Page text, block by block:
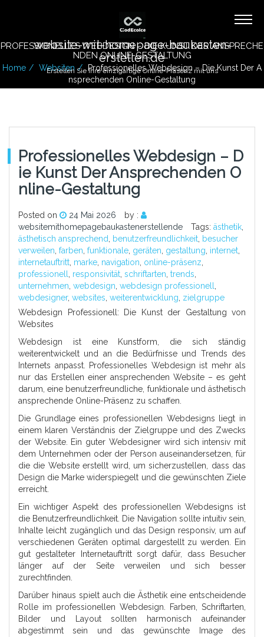
website-mit-homepage-baukasten-
erstellen.de
Erstellen Sie Ihre einzigartige Online-Präsenz mit uns
PROFESSIONELLES WEBDESIGN – DIE KUNST DER ANSPRECHE
NDEN ONLINE-GESTALTUNG
Home Websiten
Professionelles Webdesign – Die Kunst Der A
Nsprechenden Online-Gestaltung
Professionelles Webdesign – D
Ie Kunst Der Ansprechenden O
Nline-Gestaltung
Posted on 24 Mai 2026
by :
websitemithomepagebaukastenerstellende
Tags: ästhetik
ästhetisch ansprechend
benutzerfreundlichkeit besucher
verweilen farben funktionale geräten gestaltung internet
internetauftritt marke navigation online-präsenz
professionell
responsivität schriftarten trends
unternehmen webdesign webdesign professionell
webdesigner, websites weiterentwicklung zielgruppe
Webdesign Professionell: Die Kunst der Gestaltung von
Websites
Webdesign ist eine Kunstform, die sich ständig
weiterentwickelt und an die Bedürfnisse und Trends des
Internets anpasst. Professionelles Webdesign ist mehr als
nur das Erstellen einer ansprechenden Website – es geht
darum, eine benutzerfreundliche, funktionale und ästhetisch
ansprechende Online-Präsenz zu schaffen.
Die Grundlage eines professionellen Webdesigns liegt in
einem klaren Verständnis der Zielgruppe und des Zwecks
der Website. Ein guter Webdesigner wird sich intensiv mit
dem Unternehmen oder der Person auseinandersetzen, für
die die Website erstellt wird, um sicherzustellen, dass das
Design die Marke widerspiegelt und die gewünschten Ziele
erreicht.
Ein wichtiger Aspekt des professionellen Webdesigns ist
die Benutzerfreundlichkeit. Die Navigation sollte intuitiv sein,
Inhalte leicht zugänglich und das Design responsiv, um auf
verschiedenen Geräten optimal dargestellt zu werden. Ein
gut gestalteter Internetauftritt sorgt dafür, dass Besucher
länger auf der Seite verweilen und sich besser
zurechtfinden.
Darüber hinaus spielt auch die Ästhetik eine entscheidende
Rolle im professionellen Webdesign. Farben, Schriftarten,
Bilder und Layout sollten harmonisch aufeinander
abgestimmt sein und das gewünschte Image des